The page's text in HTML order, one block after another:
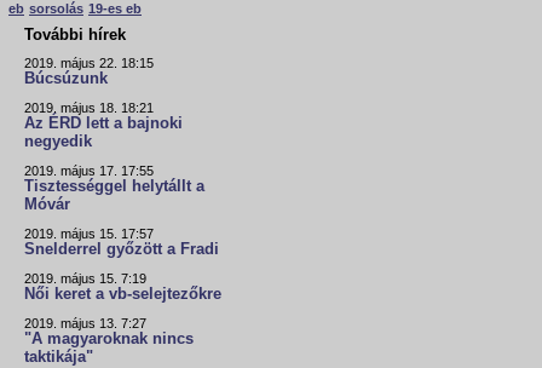
eb sorsolás 19-es eb
További hírek
2019. május 22. 18:15
Búcsúzunk
2019. május 18. 18:21
Az ÉRD lett a bajnoki
negyedik
2019. május 17. 17:55
Tisztességgel helytállt a
Móvár
2019. május 15. 17:57
Snelderrel győzött a Fradi
2019. május 15. 7:19
Női keret a vb-selejtezőkre
2019. május 13. 7:27
"A magyaroknak nincs
taktikája"